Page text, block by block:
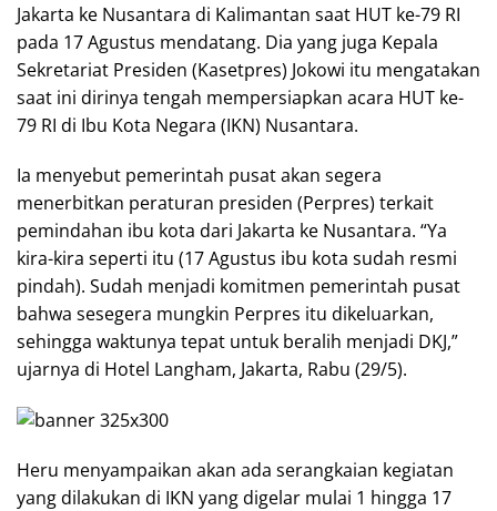
Jakarta ke Nusantara di Kalimantan saat HUT ke-79 RI
pada 17 Agustus mendatang. Dia yang juga Kepala
Sekretariat Presiden (Kasetpres) Jokowi itu mengatakan
saat ini dirinya tengah mempersiapkan acara HUT ke-
79 RI di Ibu Kota Negara (IKN) Nusantara.
Ia menyebut pemerintah pusat akan segera
menerbitkan peraturan presiden (Perpres) terkait
pemindahan ibu kota dari Jakarta ke Nusantara. “Ya
kira-kira seperti itu (17 Agustus ibu kota sudah resmi
pindah). Sudah menjadi komitmen pemerintah pusat
bahwa sesegera mungkin Perpres itu dikeluarkan,
sehingga waktunya tepat untuk beralih menjadi DKJ,”
ujarnya di Hotel Langham, Jakarta, Rabu (29/5).
Heru menyampaikan akan ada serangkaian kegiatan
yang dilakukan di IKN yang digelar mulai 1 hingga 17